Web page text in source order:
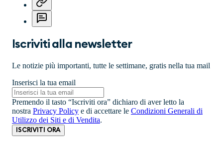
Iscriviti alla newsletter
Le notizie più importanti, tutte le settimane, gratis nella tua mail
Inserisci la tua email
Premendo il tasto “Iscriviti ora” dichiaro di aver letto la
nostra Privacy Policy e di accettare le Condizioni Generali di
Utilizzo dei Siti e di Vendita.
ISCRIVITI ORA